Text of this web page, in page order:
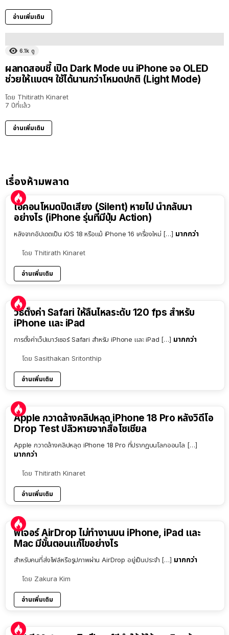
อ่านเพิ่มเติม
6.1k ดู
ผลทดสอบชี้ เปิด Dark Mode บน iPhone จอ OLED
ช่วยให้แบตฯ ใช้ได้นานกว่าโหมดปกติ (Light Mode)
โดย Thitirath Kinaret
7 ปีที่แล้ว
อ่านเพิ่มเติม
เรื่องห้ามพลาด
ไอคอนโหมดปิดเสียง (Silent) หายไป นำกลับมา
อย่างไร (iPhone รุ่นที่มีปุ่ม Action)
หลังจากอัปเดตเป็น iOS 18 หรือแม้ iPhone 16 เครื่องใหม่ […] มากกว่า
โดย Thitirath Kinaret
อ่านเพิ่มเติม
วิธีตั้งค่า Safari ให้ลื่นไหลระดับ 120 fps สำหรับ
iPhone และ iPad
การตั้งค่าเว็ปเบาว์เซอร์ Safari สำหรับ iPhone และ iPad […] มากกว่า
โดย Sasithakan Sritonthip
อ่านเพิ่มเติม
Apple กวาดล้างคลิปหลุด iPhone 18 Pro หลังวิดีโอ
Drop Test ปลิวหายจากสื่อโซเชียล
Apple กวาดล้างคลิปหลุด iPhone 18 Pro ที่ปรากฏบนโลกออนไล […]
มากกว่า
โดย Thitirath Kinaret
อ่านเพิ่มเติม
ฟีเจอร์ AirDrop ไม่ทำงานบน iPhone, iPad และ
Mac มีขั้นตอนแก้ไขอย่างไร
สำหรับคนที่ส่งไฟล์หรือรูปภาพผ่าน AirDrop อยู่เป็นประจำ […] มากกว่า
โดย Zakura Kim
อ่านเพิ่มเติม